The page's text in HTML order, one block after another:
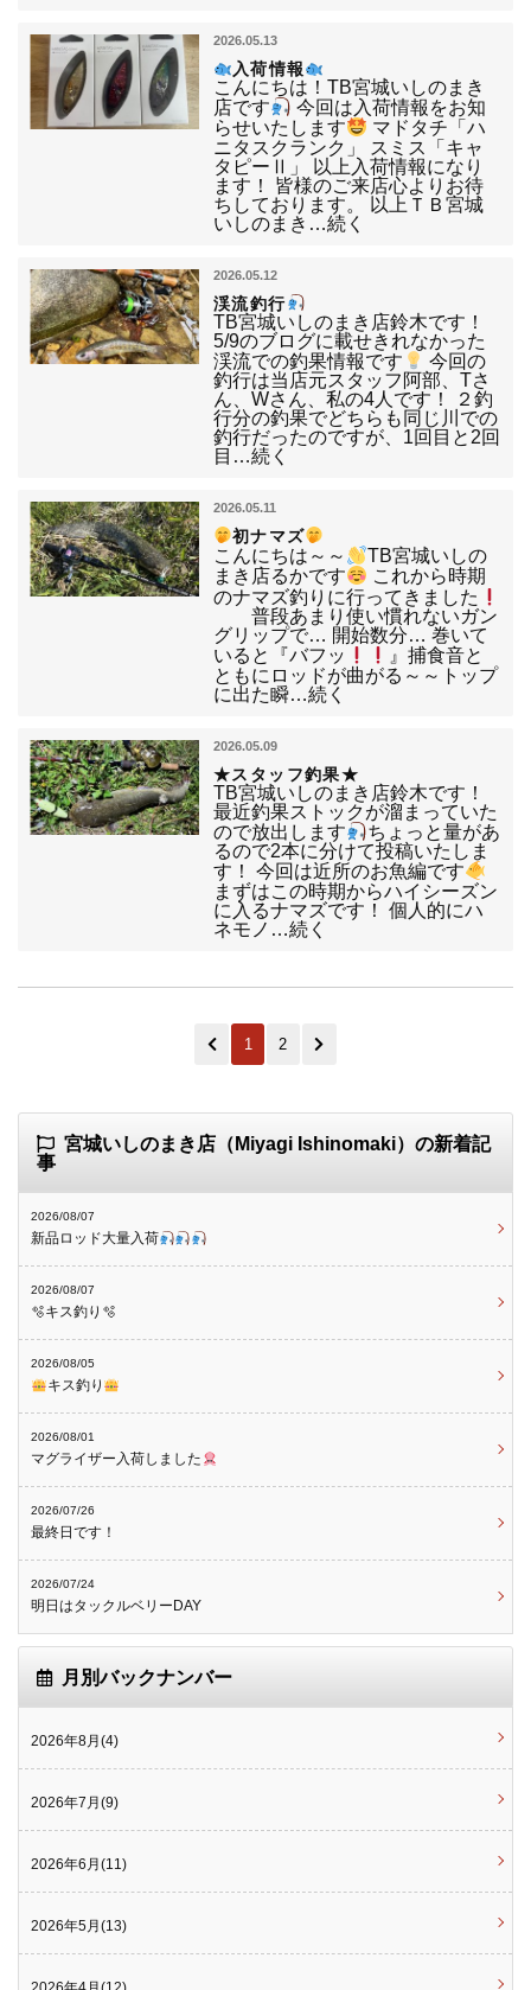
2026.05.13
入荷情報
こんにちは！TB宮城いしのまき
店です
今回は入荷情報をお知
らせいたします
マドタチ「ハ
ニタスクランク」 スミス「キャ
タピーⅡ」 以上入荷情報になり
ます！ 皆様のご来店心よりお待
ちしております。 以上ＴＢ宮城
いしのまき…続く
2026.05.12
渓流釣行
TB宮城いしのまき店鈴木です！
5/9のブログに載せきれなかった
渓流での釣果情報です
今回の
釣行は当店元スタッフ阿部、Tさ
ん、Wさん、私の4人です！ ２釣
行分の釣果でどちらも同じ川での
釣行だったのですが、1回目と2回
目…続く
2026.05.11
初ナマズ
こんにちは～～
TB宮城いしの
まき店るかです
これから時期
のナマズ釣りに行ってきました
普段あまり使い慣れないガン
グリップで… 開始数分… 巻いて
いると『バフッ
』捕食音と
ともにロッドが曲がる～～トップ
に出た瞬…続く
2026.05.09
★スタッフ釣果★
TB宮城いしのまき店鈴木です！
最近釣果ストックが溜まっていた
ので放出します
ちょっと量があ
るので2本に分けて投稿いたしま
す！ 今回は近所のお魚編です
まずはこの時期からハイシーズン
に入るナマズです！ 個人的にハ
ネモノ…続く
1 2
宮城いしのまき店（Miyagi Ishinomaki）の新着記
事
2026/08/07
新品ロッド大量入荷
2026/08/07
🫧キス釣り🫧
2026/08/05
キス釣り
2026/08/01
マグライザー入荷しました
2026/07/26
最終日です！
2026/07/24
明日はタックルベリーDAY
月別バックナンバー
2026年8月(4)
2026年7月(9)
2026年6月(11)
2026年5月(13)